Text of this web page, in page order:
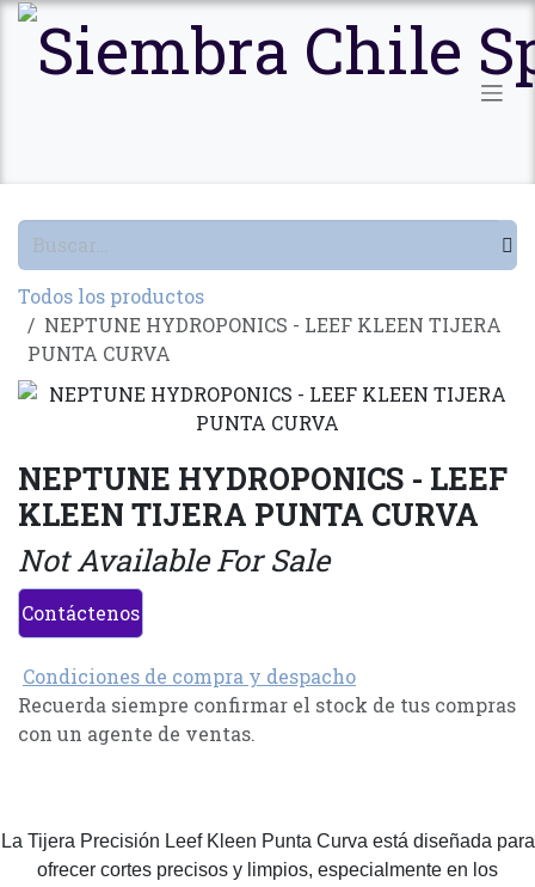
Ir al contenido
Todos los productos
NEPTUNE HYDROPONICS - LEEF KLEEN TIJERA
PUNTA CURVA
NEPTUNE HYDROPONICS - LEEF
KLEEN TIJERA PUNTA CURVA
Not Available For Sale
Contáctenos
Condiciones de compra y despacho
Recuerda siempre confirmar el stock de tus compras
con un agente de ventas.
La Tijera Precisión Leef Kleen Punta Curva está diseñada para
ofrecer cortes precisos y limpios, especialmente en los